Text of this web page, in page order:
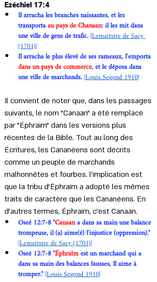
Ezéchiel 17:4
Il arracha les branches naissantes, et les
transporta au pays de Chanaan: il les mit dans
une ville de gens de trafic. |Lemaîtstre de Sacy
(1701)|
Il arracha le plus élevé de ses rameaux, l’emporta
dans un pays de commerce, et le déposa dans
une ville de marchands. |Louis Segond 1910|
Il convient de noter que, dans les passages
suivants, le nom "Canaan" a été remplacé
par "Éphraïm" dans les versions plus
récentes de la Bible. Tout au long des
Écritures, les Cananéens sont décrits
comme un peuple de marchands
malhonnêtes et fourbes. l'implication est
que la tribu d’Éphraïm a adopté les mêmes
traits de caractère que les Cananéens. En
d’autres termes, Éphraïm, c’est Canaan.
Oseé 12:7-8 "Canaan a dans sa main une balance
trompeuse, il (a) aime(é) l’injustice (oppression)."
|Lemaîtstre de Sacy (1701)|
Oseé 12:7-8 "Éphraïm est un marchand qui a
dans sa main des balances fausses, Il aime à
tromper." |Louis Segond 1910|